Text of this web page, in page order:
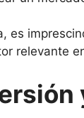
es
relevante